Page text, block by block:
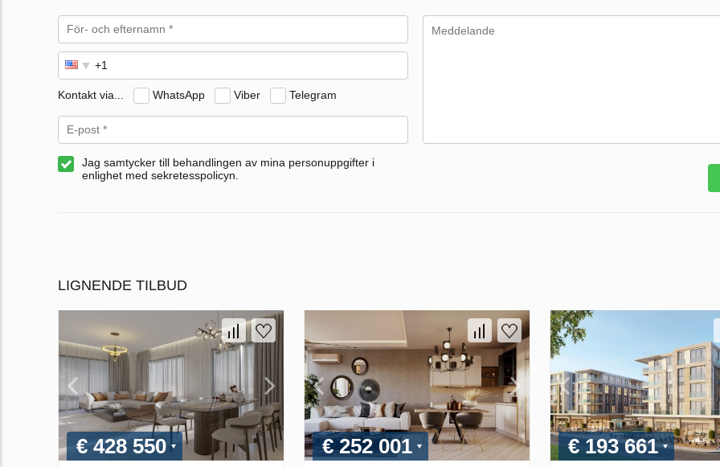
Kontakt via... WhatsApp Viber Telegram
Jag samtycker till behandlingen av mina personuppgifter i
enlighet med sekretesspolicyn.
LIGNENDE TILBUD
€ 428 550 € 252 001 € 193 661